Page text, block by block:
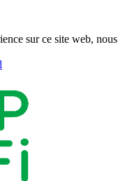
sur ce site web, nous